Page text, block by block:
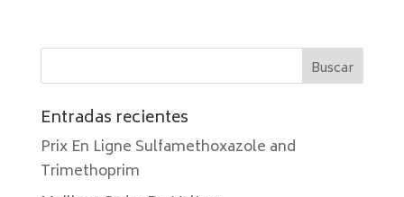
Entradas recientes
Prix En Ligne Sulfamethoxazole and
Trimethoprim